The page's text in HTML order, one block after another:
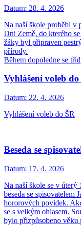
Datum: 28. 4. 2026
Na naší škole proběhl v
Dni Země, do kterého
žáky byl připraven
přírody.
Během dopoledne se
Vyhlášení voleb
Datum: 22. 4. 2026
Vyhlášení voleb do ŠR
Beseda se
Datum: 17. 4. 2026
Na naší škole se v úterý
beseda se spisovatelem
hororových povídek.
se s velkým ohlasem.
bylo přizpůsobeno věku